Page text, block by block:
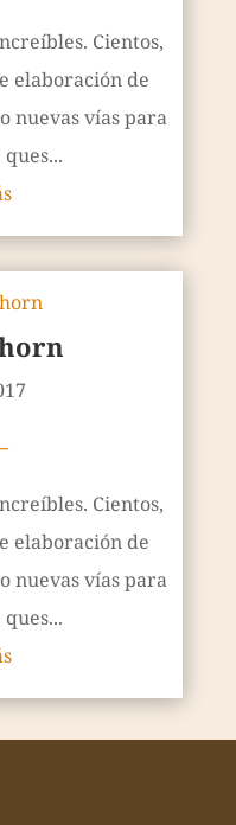
Cientos,
elaboración de
nuevas vías para
Cientos,
elaboración de
nuevas vías para